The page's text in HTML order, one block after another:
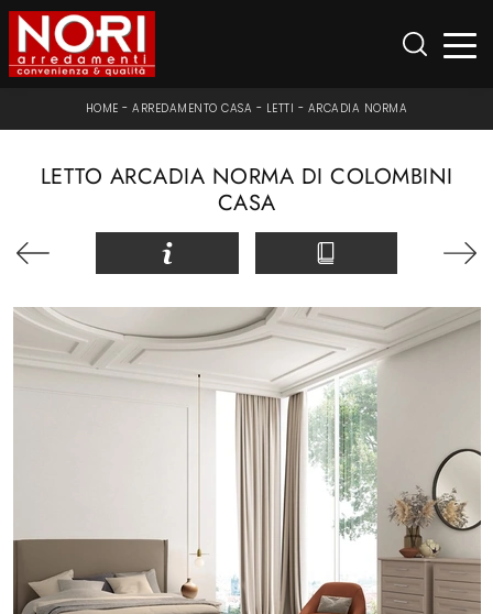
HOME -ARREDAMENTO CASA - LETTI - ARCADIA NORMA
LETTO ARCADIA NORMA DI COLOMBINI
CASA